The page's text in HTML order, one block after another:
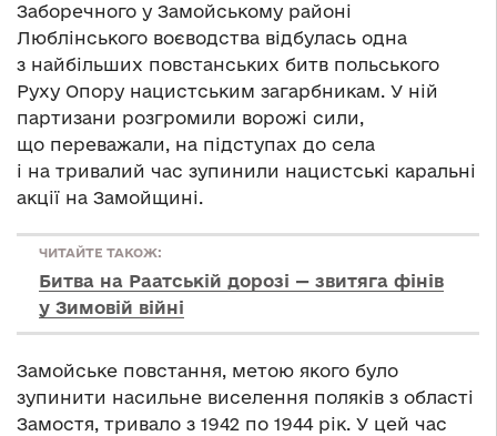
Заборечного у Замойському районі
Люблінського воєводства відбулась одна
з найбільших повстанських битв польського
Руху Опору нацистським загарбникам. У ній
партизани розгромили ворожі сили,
що переважали, на підступах до села
і на тривалий час зупинили нацистські каральні
акції на Замойщині.
ЧИТАЙТЕ ТАКОЖ:
Битва на Раатській дорозі — звитяга фінів
у Зимовій війні
Замойське повстання, метою якого було
зупинити насильне виселення поляків з області
Замостя, тривало з 1942 по 1944 рік. У цей час